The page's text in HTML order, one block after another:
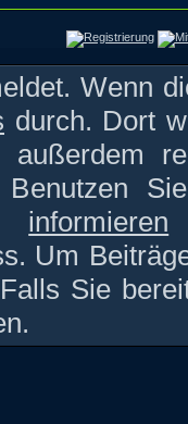
Wenn
durch. Dort
außerdem
Benutzen
informieren
Um
Sie